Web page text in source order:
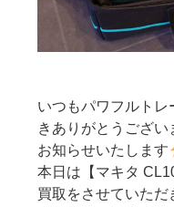
いつもパワフルト
きありがとうござ
お知らせいたします
本日は【マキタ
買取をさせていただ